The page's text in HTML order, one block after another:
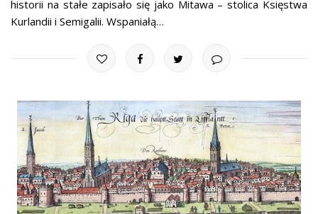
historii na stałe zapisało się jako Mitawa – stolica Księstwa
Kurlandii i Semigalii. Wspaniałą…